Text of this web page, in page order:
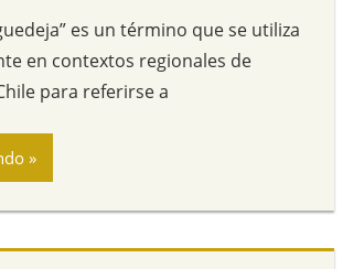
es un término que se utiliza
en contextos regionales de
para referirse a